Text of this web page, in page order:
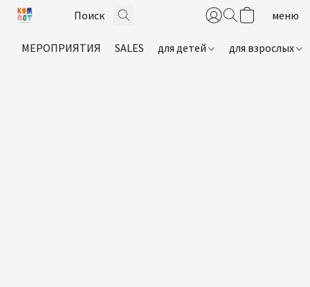
МЕРОПРИЯТИЯ SALES для детей для взрослых